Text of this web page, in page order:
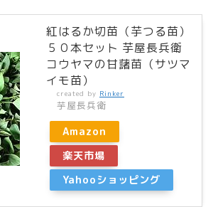
紅はるか切苗（芋つる苗）
５０本セット 芋屋長兵衛
コウヤマの甘藷苗（サツマ
イモ苗）
created by Rinker
芋屋長兵衛
Amazon
楽天市場
Yahooショッピング